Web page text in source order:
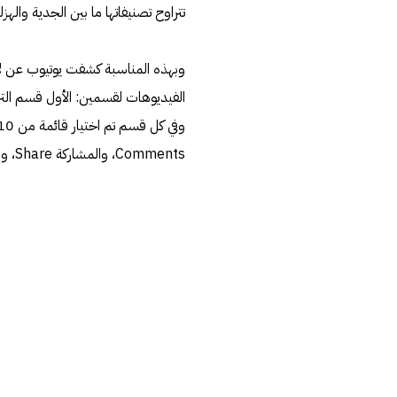
تتراوح تصنيفاتها ما بين الجدية
وبهذه المناسبة كشفت يوتيوب عن
Comments، والمشاركة Share، وهذه اللائحة كاملة حسب موقع يوتيوب: